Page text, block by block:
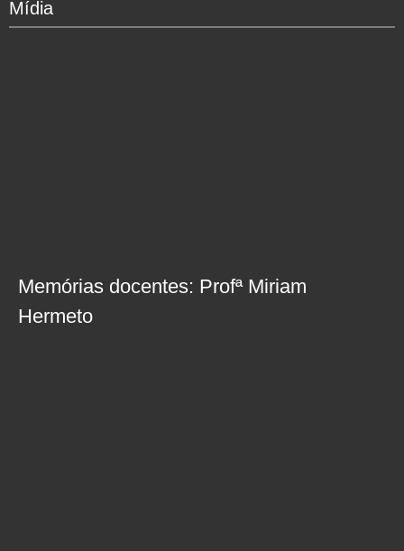
Mídia
Memórias docentes: Profª Miriam
Hermeto